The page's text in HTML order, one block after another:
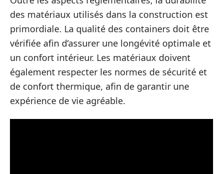
des matériaux utilisés dans la construction est
primordiale. La qualité des containers doit être
vérifiée afin d’assurer une longévité optimale et
un confort intérieur. Les matériaux doivent
également respecter les normes de sécurité et
de confort thermique, afin de garantir une
expérience de vie agréable.